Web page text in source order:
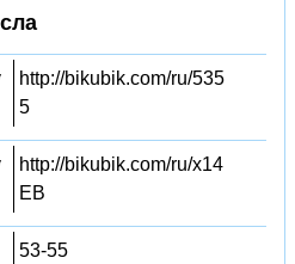
http://bikubik.com/ru/535
5
http://bikubik.com/ru/x14
EB
53-55